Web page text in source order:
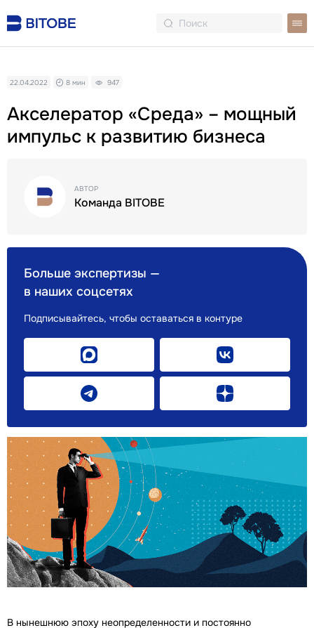
Акселератор «Среда» – мощный
импульс к развитию бизнеса
22.04.2022 8 мин 947
В нынешнюю эпоху неопределенности и постоянно
Больше экспертизы —
в наших соцсетях
Подписывайтесь, чтобы оставаться в контуре
АВТОР
Команда BITOBE